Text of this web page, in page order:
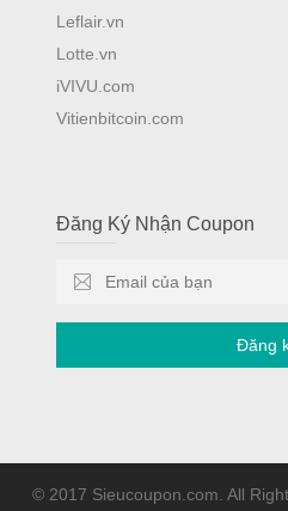
Leflair.vn
Lotte.vn
iVIVU.com
Vitienbitcoin.com
Đăng Ký Nhận Coupon
Đăng
© 2017 Sieucoupon.com. All